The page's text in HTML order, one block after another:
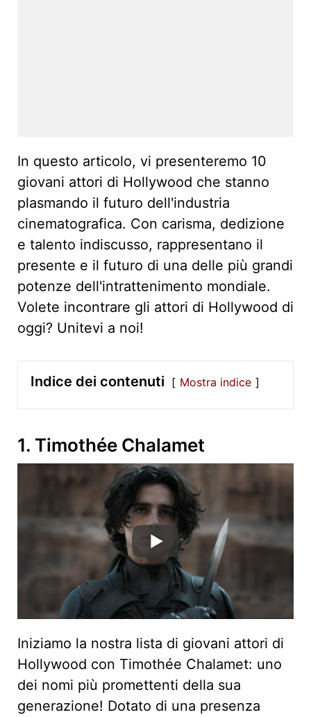
In questo articolo, vi presenteremo 10
giovani attori di Hollywood che stanno
plasmando il futuro dell'industria
cinematografica. Con carisma, dedizione
e talento indiscusso, rappresentano il
presente e il futuro di una delle più grandi
potenze dell'intrattenimento mondiale.
Volete incontrare gli attori di Hollywood di
oggi? Unitevi a noi!
Indice dei contenuti Mostra indice
1. Timothée Chalamet
Iniziamo la nostra lista di giovani attori di
Hollywood con Timothée Chalamet: uno
dei nomi più promettenti della sua
generazione! Dotato di una presenza